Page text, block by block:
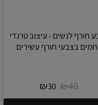
חורף לנשים - עיצוב טרנדי
בצבעי חורף עשירים
₪40
₪30